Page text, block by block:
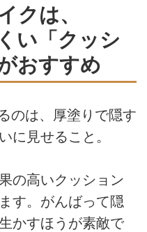
クは、
い「クッシ
おすすめ
のは、厚塗りで隠す
に見せること。
の高いクッション
す。がんばって隠
かすほうが素敵で